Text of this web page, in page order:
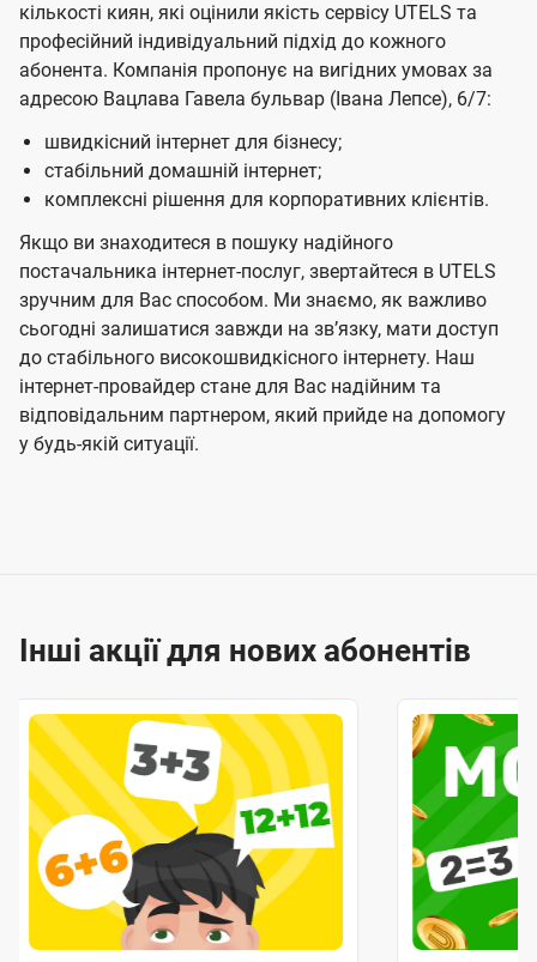
кількості киян, які оцінили якість сервісу UTELS та
професійний індивідуальний підхід до кожного
абонента. Компанія пропонує на вигідних умовах за
адресою Вацлава Гавела бульвар (Івана Лепсе), 6/7:
швидкісний інтернет для бізнесу;
стабільний домашній інтернет;
комплексні рішення для корпоративних клієнтів.
Якщо ви знаходитеся в пошуку надійного
постачальника інтернет-послуг, звертайтеся в UTELS
зручним для Вас способом. Ми знаємо, як важливо
сьогодні залишатися завжди на звʼязку, мати доступ
до стабільного високошвидкісного інтернету. Наш
інтернет-провайдер стане для Вас надійним та
відповідальним партнером, який прийде на допомогу
у будь-якій ситуації.
Інші акції для нових абонентів